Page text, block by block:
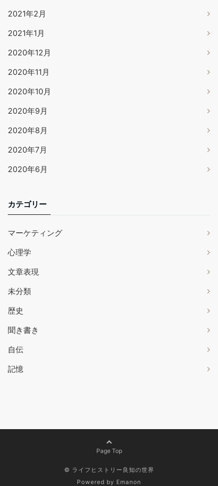
2021年2月
2021年1月
2020年12月
2020年11月
2020年10月
2020年9月
2020年8月
2020年7月
2020年6月
カテゴリー
マーケティング
心理学
文章表現
未分類
歴史
聞き書き
自伝
記憶
Page Top
© ライフヒストリー良知の世界
Powered by Emanon